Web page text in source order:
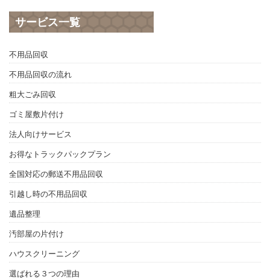
サービス一覧
不用品回収
不用品回収の流れ
粗大ごみ回収
ゴミ屋敷片付け
法人向けサービス
お得なトラックパックプラン
全国対応の郵送不用品回収
引越し時の不用品回収
遺品整理
汚部屋の片付け
ハウスクリーニング
選ばれる３つの理由